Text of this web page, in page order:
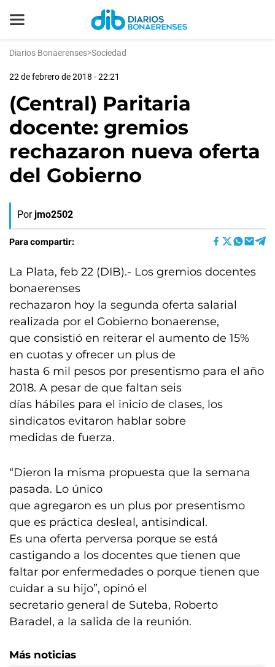
Diarios Bonaerenses>Sociedad
22 de febrero de 2018 - 22:21
(Central) Paritaria
docente: gremios
rechazaron nueva oferta
del Gobierno
Por jmo2502
Para compartir:
La Plata, feb 22 (DIB).- Los gremios docentes
bonaerenses
rechazaron hoy la segunda oferta salarial
realizada por el Gobierno bonaerense,
que consistió en reiterar el aumento de 15%
en cuotas y ofrecer un plus de
hasta 6 mil pesos por presentismo para el año
2018. A pesar de que faltan seis
días hábiles para el inicio de clases, los
sindicatos evitaron hablar sobre
medidas de fuerza.
“Dieron la misma propuesta que la semana
pasada. Lo único
que agregaron es un plus por presentismo
que es práctica desleal, antisindical.
Es una oferta perversa porque se está
castigando a los docentes que tienen que
faltar por enfermedades o porque tienen que
cuidar a su hijo”, opinó el
secretario general de Suteba, Roberto
Baradel, a la salida de la reunión.
Más noticias